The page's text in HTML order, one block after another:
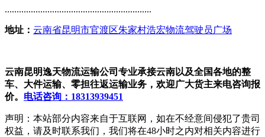
..............................................................
地址： 云南省昆明市官渡区朱家村浩宏物流驾驶员广场
云南昆明逸天物流运输公司专业承接云南以及全国各地的整
车、大件运输、零担往返运输业务，欢迎广大货主来电咨询报
价。 电话咨询：18313939451
声明：本站部分内容来自于互联网，如在不经意间侵犯了贵司
权益，请及时联系我们，我们将在48小时之内对相关内容进行